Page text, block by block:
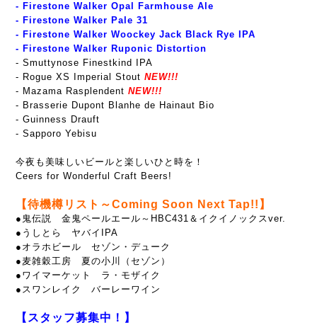
- Firestone Walker Opal Farmhouse Ale
- Firestone Walker Pale 31
- Firestone Walker Woockey Jack Black Rye IPA
- Firestone Walker Ruponic Distortion
- Smuttynose Finestkind IPA
- Rogue XS Imperial Stout NEW!!!
- Mazama Rasplendent NEW!!!
- Brasserie Dupont Blanhe de Hainaut Bio
- Guinness Drauft
- Sapporo Yebisu
今夜も美味しいビールと楽しいひと時を！
Ceers for Wonderful Craft Beers!
【待機樽リスト～Coming Soon Next Tap!!】
●鬼伝説 金鬼ペールエール～HBC431＆イクイノックスver.
●うしとら ヤバイIPA
●オラホビール セゾン・デューク
●麦雑穀工房 夏の小川（セゾン）
●ワイマーケット ラ・モザイク
●スワンレイク バーレーワイン
【スタッフ募集中！】